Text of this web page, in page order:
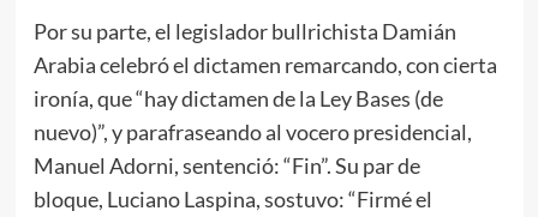
Por su parte, el legislador bullrichista Damián
Arabia celebró el dictamen remarcando, con cierta
ironía, que “hay dictamen de la Ley Bases (de
nuevo)”, y parafraseando al vocero presidencial,
Manuel Adorni, sentenció: “Fin”. Su par de
bloque, Luciano Laspina, sostuvo: “Firmé el